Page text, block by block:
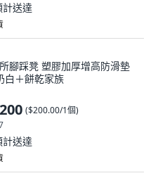
計送達
腳踩凳 塑膠加厚增高防滑墊
白＋餅乾家族
($200.00/1個)
計送達